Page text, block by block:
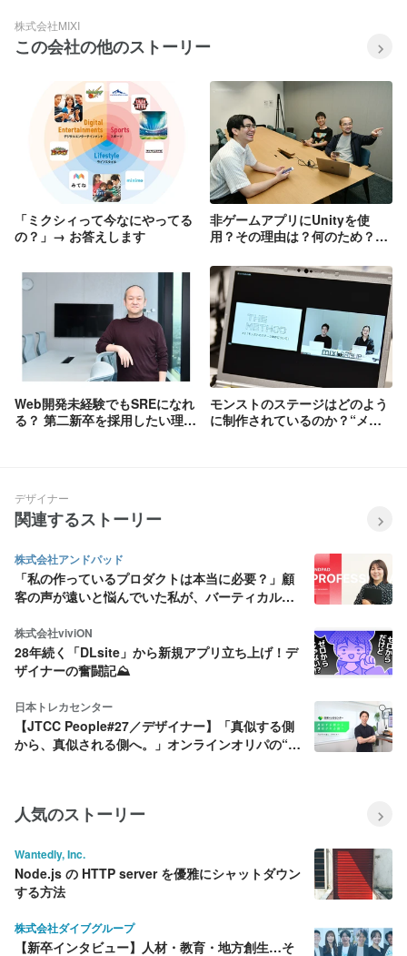
株式会社MIXI
この会社の他のストーリー
「ミクシィって今なにやってる
の？」→ お答えします
非ゲームアプリにUnityを使
用？その理由は？何のため？
Web開発未経験でもSREになれ
る？ 第二新卒を採用したい理由
モンストのステージはどのよう
に制作されているのか？“メソ
デザイナー
関連するストーリー
株式会社アンドパッド
「私の作っているプロダクトは本当に必要？」顧
客の声が遠いと悩んでいた私が、バーティカル
株式会社viviON
28年続く「DLsite」から新規アプリ立ち上げ！デ
ザイナーの奮闘記⛰️
日本トレカセンター
【JTCC People#27／デザイナー】「真似する側
から、真似される側へ。」オンラインオリパの“基
人気のストーリー
Wantedly, Inc.
Node.js の HTTP server を優雅にシャットダウン
する方法
株式会社ダイブグループ
【新卒インタビュー】人材・教育・地方創生…そ